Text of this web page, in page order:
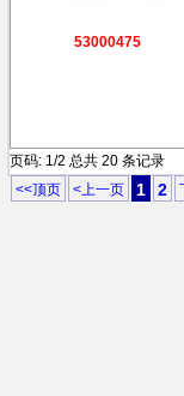
53000475
页码: 1/2 总共 20 条记录
<<顶页
<上一页 1 2